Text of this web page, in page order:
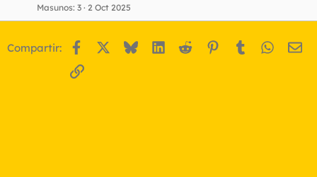
a
Masunos 3 2 Oct 2025
Compartir: Facebook BlueskyLinkedIn
Reddit Pinterest
Tumblr
Enlace